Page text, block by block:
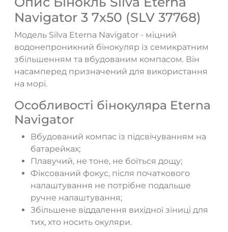
Navigator 3 7x50 (SLV 37768)
Модель Silva Eterna Navigator - міцний
водонепроникний бінокуляр із семикратним
збільшенням та вбудованим компасом. Він
насамперед призначений для використання
на морі.
Особливості бінокуляра Eterna
Navigator
Вбудований компас із підсвічуванням на
батарейках;
Плавучий, не тоне, не боїться дощу;
Фіксований фокус, після початкового
налаштування не потрібне подальше
ручне налаштування;
Збільшене віддалення вихідної зіниці для
тих, хто носить окуляри.
ТАК НІ